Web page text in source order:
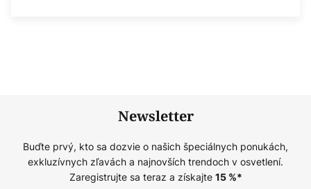
Newsletter
Buďte prvý, kto sa dozvie o našich špeciálnych ponukách,
exkluzívnych zľavách a najnovších trendoch v osvetlení.
Zaregistrujte sa teraz a získajte 15%*